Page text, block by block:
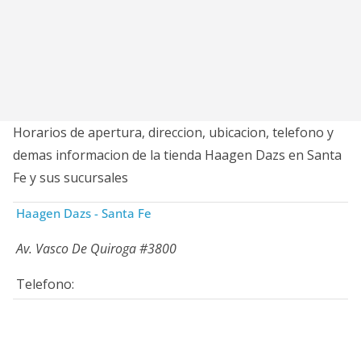
Horarios de apertura, direccion, ubicacion, telefono y
demas informacion de la tienda Haagen Dazs en Santa
Fe y sus sucursales
Haagen Dazs - Santa Fe
Av. Vasco De Quiroga #3800
Telefono: